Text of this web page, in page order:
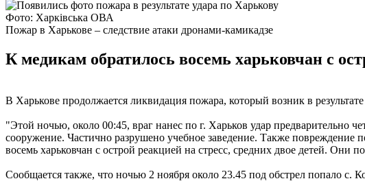
Фото: Харківська ОВА
Пожар в Харькове – следствие атаки дронами-камикадзе
К медикам обратилось восемь харьковчан с
В Харькове продолжается ликвидация пожара, который возник в
"Этой ночью, около 00:45, враг нанес по г. Харьков удар предварительно
сооружение. Частично разрушено учебное заведение. Также
восемь харьковчан с острой реакцией на стресс, средних двое детей.
Сообщается также, что ночью 2 ноября около 23.45 под обстрел попало